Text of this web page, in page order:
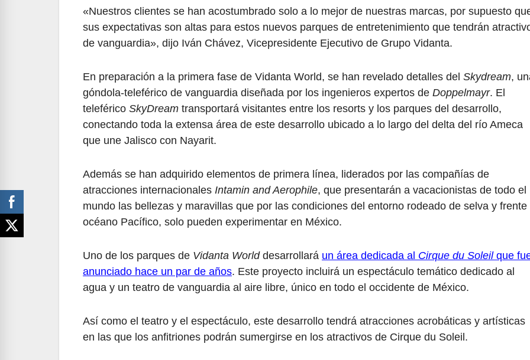
«Nuestros clientes se han acostumbrado solo a lo mejor de nuestras marcas, por supuesto
sus expectativas son altas para estos nuevos parques de entretenimiento que tendrán
de vanguardia», dijo Iván Chávez, Vicepresidente Ejecutivo de Grupo Vidanta.
En preparación a la primera fase de Vidanta World, se han revelado detalles del Skydream,
góndola-teleférico de vanguardia diseñada por los ingenieros expertos de Doppelmayr. El
teleférico SkyDream transportará visitantes entre los resorts y los parques del desarrollo,
conectando toda la extensa área de este desarrollo ubicado a lo largo del delta del río Ameca
que une Jalisco con Nayarit.
Además se han adquirido elementos de primera línea, liderados por las compañías de
atracciones internacionales Intamin and Aerophile, que presentarán a vacacionistas de todo el
mundo las bellezas y maravillas que por las condiciones del entorno rodeado de selva y frente
océano Pacífico, solo pueden experimentar en México.
Uno de los parques de Vidanta Worlddesarrollará un área dedicada al Cirque du Soleilque
anunciado hace un par de años. Este proyecto incluirá un espectáculo temático dedicado al
agua y un teatro de vanguardia al aire libre, único en todo el occidente de México.
Así como el teatro y el espectáculo, este desarrollo tendrá atracciones acrobáticas y artísticas
en las que los anfitriones podrán sumergirse en los atractivos de Cirque du Soleil.